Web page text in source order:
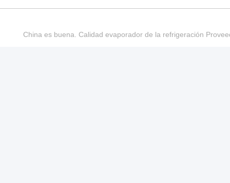
China es buena. Calidad evaporador de la refrigeración